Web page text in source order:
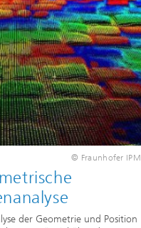
© Fraunhofer IPM
der Geometrie und Position